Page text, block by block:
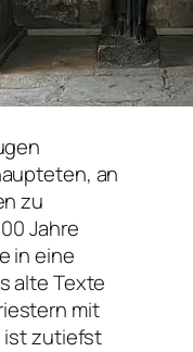
an
zu
Jahre
in eine
alte Texte
mit
ist zutiefst